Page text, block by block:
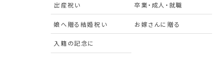
出産祝い 卒業・成人・就職
娘へ贈る結婚祝い お嫁さんに贈る
入籍の記念に